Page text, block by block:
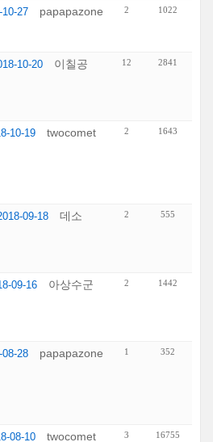
10-27 papapazone 2 1022
10-20 이칠공 12 2841
10-19 twocomet 2 1643
09-18 데소 2 555
09-16 아상수군 2 1442
08-28 papapazone 1 352
08-10 twocomet 3 16755